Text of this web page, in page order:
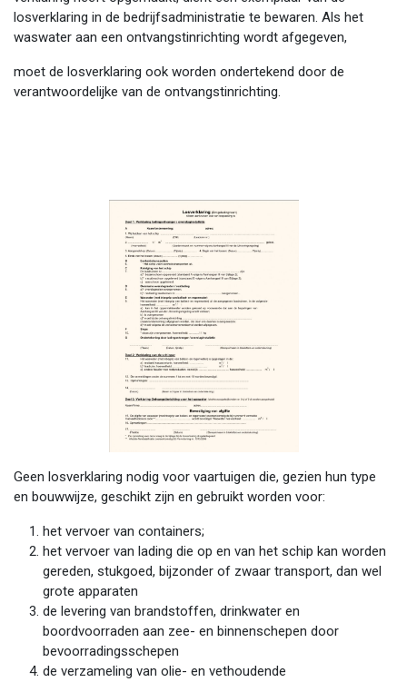
losverklaring in de bedrijfsadministratie te bewaren. Als het
waswater aan een ontvangstinrichting wordt afgegeven,
moet de losverklaring ook worden ondertekend door de
verantwoordelijke van de ontvangstinrichting.
Geen losverklaring nodig voor vaartuigen die, gezien hun type
en bouwwijze, geschikt zijn en gebruikt worden voor:
het vervoer van containers;
het vervoer van lading die op en van het schip kan worden
gereden, stukgoed, bijzonder of zwaar transport, dan wel
grote apparaten
de levering van brandstoffen, drinkwater en
boordvoorraden aan zee- en binnenschepen door
bevoorradingsschepen
de verzameling van olie- en vethoudende